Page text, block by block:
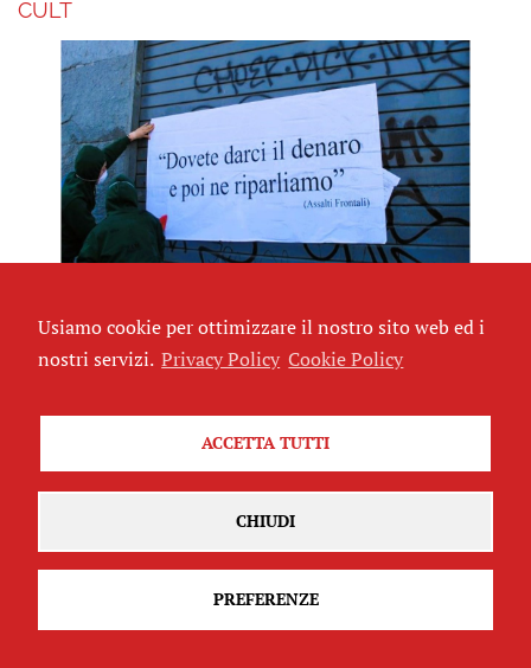
CULT
Carlo Vercellone
Usiamo cookie per ottimizzare il nostro sito web ed i
nostri servizi. Privacy Policy Cookie Policy
ACCETTA TUTTI
CHIUDI
PREFERENZE